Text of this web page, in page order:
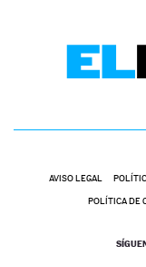
AVISO LEGAL
POLÍTICA DE